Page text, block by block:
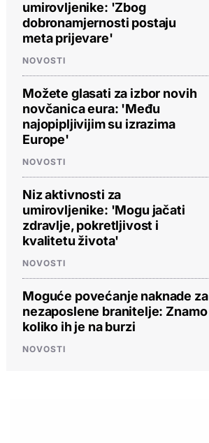
umirovljenike: 'Zbog
dobronamjernosti postaju
meta prijevare'
NOVOSTI
Možete glasati za izbor novih
novčanica eura: 'Među
najopipljivijim su izrazima
Europe'
NOVOSTI
Niz aktivnosti za
umirovljenike: 'Mogu jačati
zdravlje, pokretljivost i
kvalitetu života'
NOVOSTI
Moguće povećanje naknade za
nezaposlene branitelje: Znamo
koliko ih je na burzi
NOVOSTI